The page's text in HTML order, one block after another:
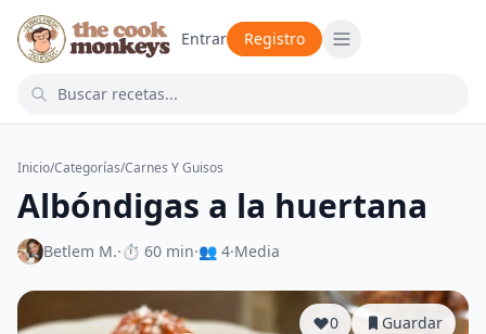
Entrar Registro
Inicio/Categorías/Carnes Y Guisos
Albóndigas a la huertana
Betlem M.·⏱ 60 min·👥 4·Media
0 Guardar